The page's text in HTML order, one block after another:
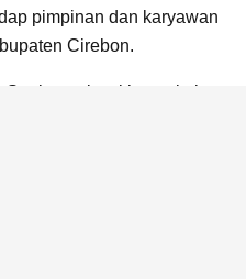
pimpinan dan karyawan
Cirebon.
Senin pagi, sekitar pukul